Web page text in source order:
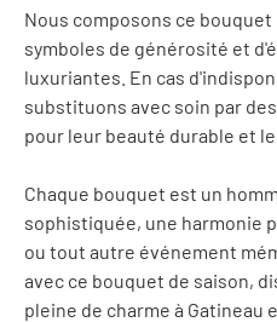
Nous composons ce
symboles de générosité et
luxuriantes. En cas
substituons avec soin par
pour leur beauté durable et
Chaque bouquet est un
sophistiquée, une harmonie
ou tout autre événement
avec ce bouquet de saison,
pleine de charme à Gatineau